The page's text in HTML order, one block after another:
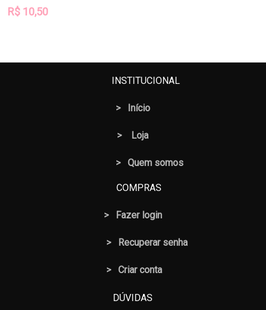
R$ 10,50
INSTITUCIONAL
> Início
> Loja
> Quem somos
COMPRAS
> Fazer login
> Recuperar senha
> Criar conta
DÚVIDAS